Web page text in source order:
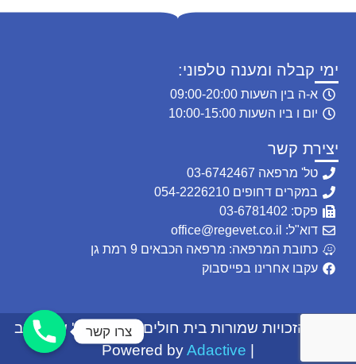
יצירת קשר
טל' מרפאה 03-6742467
במקרים דחופים 054-2226210
פקס: 03-6781402
דוא"ל: office@regevet.co.il
כתובת המרפאה: מרפאה הכבאים 9 רמת גן
עקבו אחרינו בפייסבוק
ימי קבלה ומענה טלפוני:
א-ה בין השעות 09:00-20:00
יום ו ביו השעות 10:00-15:00
© כל הזכויות שמורות בית חולים וטרינרי-דר' שרון רגב
| Powered by
Adactive
צרו קשר